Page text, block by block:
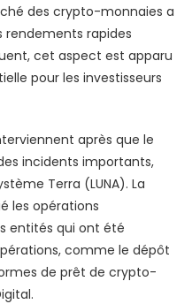
des crypto-monnaies a
rendements rapides
cet aspect est apparu
pour les investisseurs
après que le
incidents importants,
Terra (LUNA). La
les opérations
entités qui ont été
comme le dépôt
de prêt de crypto-